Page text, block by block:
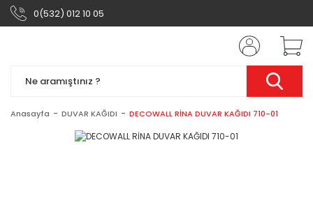
0(532) 012 10 05
Anasayfa DUVAR KAĞIDI DECOWALL RİNA DUVAR KAĞIDI 710-01